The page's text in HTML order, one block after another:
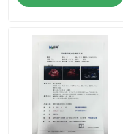
Über uns
Fabrik Tour